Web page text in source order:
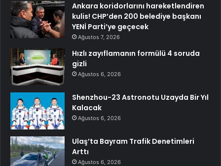
Ankara koridorlarını hareketlendiren
kulis! CHP’den 200 belediye başkanı
YENİ Parti’ye geçecek
Ağustos 7, 2026
Hızlı zayıflamanın formülü 4 soruda
gizli
Ağustos 6, 2026
Shenzhou-23 Astronotu Uzayda Bir Yıl
Kalacak
Ağustos 6, 2026
Ulaş’ta Bayram Trafik Denetimleri
Arttı
Ağustos 6, 2026